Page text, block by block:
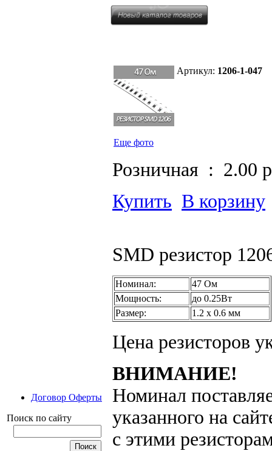
Договор Оферты
Поиск по сайту
Еще фото
Артикул: 1206-1-047
Розничная : 2.00
Купить В корзину
SMD резистор
Номинал:
47 Ом
Мощность:
до 0.25Вт
Размер:
1.2 х 0.6 мм
Цена резисторов
ВНИМАНИЕ!
Номинал
указанного на
с этими